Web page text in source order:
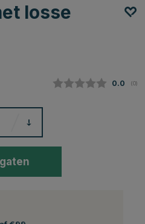
losse
0.0 (0)